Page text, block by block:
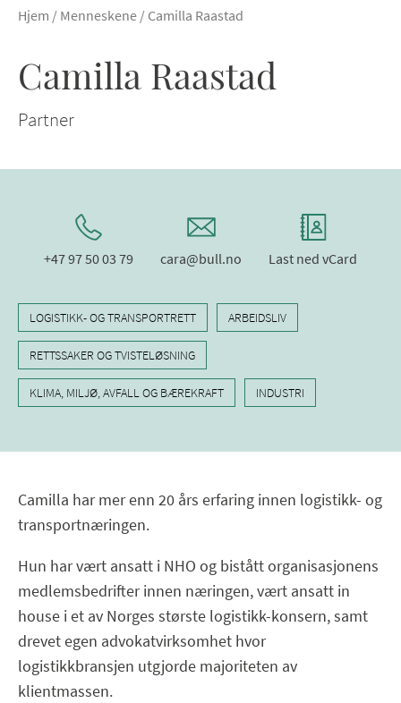
Hjem / Menneskene / Camilla Raastad
Camilla Raastad
Partner
+47 97 50 03 79 cara@bull.no Last ned vCard
LOGISTIKK- OG TRANSPORTRETT ARBEIDSLIV
RETTSSAKER OG TVISTELØSNING
KLIMA, MILJØ, AVFALL OG BÆREKRAFT INDUSTRI
Camilla har mer enn 20 års erfaring innen logistikk- og
transportnæringen.
Hun har vært ansatt i NHO og bistått organisasjonens
medlemsbedrifter innen næringen, vært ansatt in
house i et av Norges største logistikk-konsern, samt
drevet egen advokatvirksomhet hvor
logistikkbransjen utgjorde majoriteten av
klientmassen.